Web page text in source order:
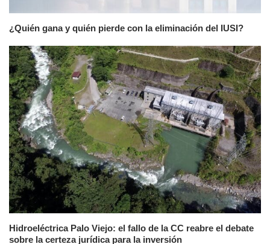
¿Quién gana y quién pierde con la eliminación del IUSI?
Hidroeléctrica Palo Viejo: el fallo de la CC reabre el debate
sobre la certeza jurídica para la inversión